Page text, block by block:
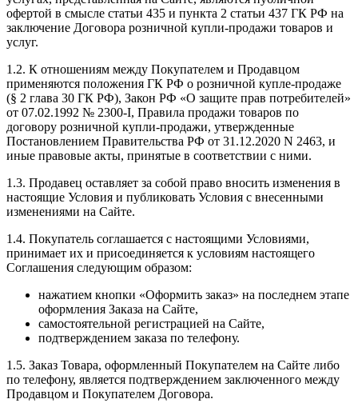
офертой в смысле статьи 435 и пункта 2 статьи 437 ГК РФ на
заключение Договора розничной купли-продажи товаров и
услуг.
1.2. К отношениям между Покупателем и Продавцом
применяются положения ГК РФ о розничной купле-продаже
(§ 2 глава 30 ГК РФ), Закон РФ «О защите прав потребителей»
от 07.02.1992 № 2300-I, Правила продажи товаров по
договору розничной купли-продажи, утвержденные
Постановлением Правительства РФ от 31.12.2020 N 2463, и
иные правовые акты, принятые в соответствии с ними.
1.3. Продавец оставляет за собой право вносить изменения в
настоящие Условия и публиковать Условия с внесенными
изменениями на Сайте.
1.4. Покупатель соглашается с настоящими Условиями,
принимает их и присоединяется к условиям настоящего
Соглашения следующим образом:
нажатием кнопки «Оформить заказ» на последнем этапе
оформления Заказа на Сайте,
самостоятельной регистрацией на Сайте,
подтверждением заказа по телефону.
1.5. Заказ Товара, оформленный Покупателем на Сайте либо
по телефону, является подтверждением заключенного между
Продавцом и Покупателем Договора.